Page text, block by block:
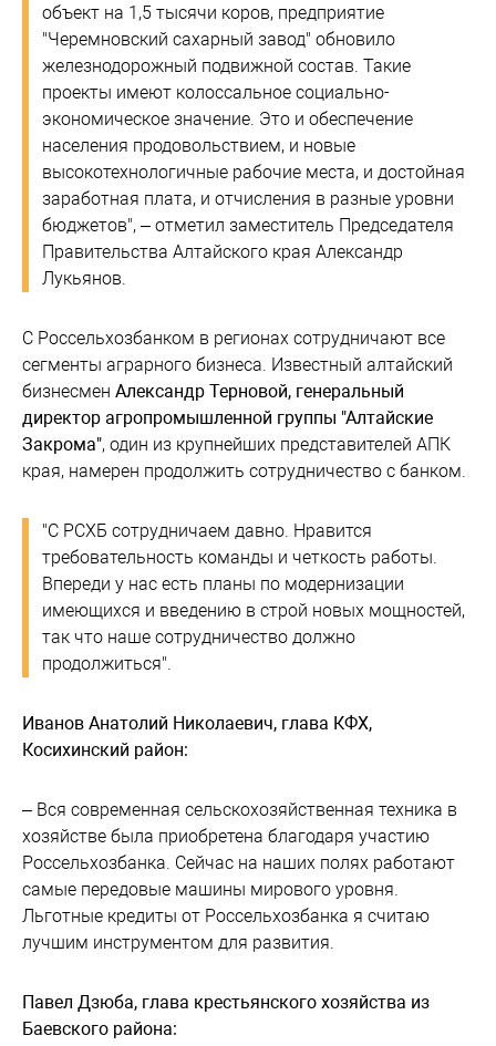
объект на 1,5 тысячи коров, предприятие
"Черемновский сахарный завод" обновило
железнодорожный подвижной состав. Такие
проекты имеют колоссальное социально-
экономическое значение. Это и обеспечение
населения продовольствием, и новые
высокотехнологичные рабочие места, и достойная
заработная плата, и отчисления в разные уровни
бюджетов", – отметил заместитель Председателя
Правительства Алтайского края Александр
Лукьянов.
С Россельхозбанком в регионах сотрудничают все
сегменты аграрного бизнеса. Известный алтайский
бизнесмен Александр Терновой, генеральный
директор агропромышленной группы "Алтайские
Закрома", один из крупнейших представителей АПК
края, намерен продолжить сотрудничество с банком.
"С РСХБ сотрудничаем давно. Нравится
требовательность команды и четкость работы.
Впереди у нас есть планы по модернизации
имеющихся и введению в строй новых мощностей,
так что наше сотрудничество должно
продолжиться".
Иванов Анатолий Николаевич, глава КФХ,
Косихинский район:
– Вся современная сельскохозяйственная техника в
хозяйстве была приобретена благодаря участию
Россельхозбанка. Сейчас на наших полях работают
самые передовые машины мирового уровня.
Льготные кредиты от Россельхозбанка я считаю
лучшим инструментом для развития.
Павел Дзюба, глава крестьянского хозяйства из
Баевского района: